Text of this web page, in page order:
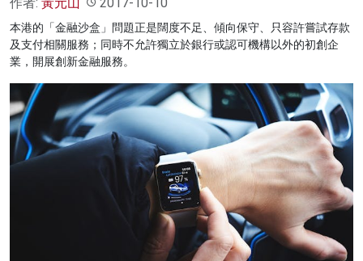
本港的「金融沙盒」問題正是闊度不足、傾向保守、只容許嘗試存款
及支付相關服務；同時不允許獨立於銀行或認可機構以外的初創企
業，開展創新金融服務。